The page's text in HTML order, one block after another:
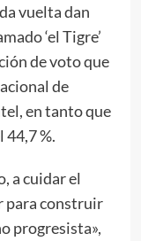
vuelta dan
‘el Tigre’
de voto que
de
en tanto que
44,7 %.
a cuidar el
para construir
progresista»,